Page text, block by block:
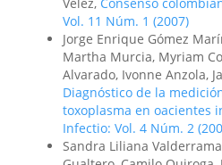
Vol. 11 Núm. 1 (2007)
Jorge Enrique Gómez
Martha Murcia, Myriam
Alvarado, Ivonne Anzola,
Diagnóstico de la
toxoplasma en oacientes
Infectio: Vol. 4 Núm. 2
Sandra Liliana